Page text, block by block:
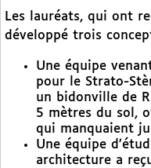
Les lauréats, qui ont
développé trois
Une équipe
pour le Strato-
un bidonville de
5 mètres du sol,
qui manquaient
Une équipe
architecture a